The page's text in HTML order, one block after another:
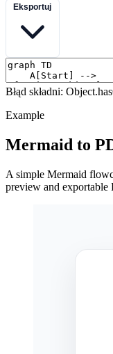
Błąd składni:
Example
Mermaid to
A simple Mermaid
preview and exportable